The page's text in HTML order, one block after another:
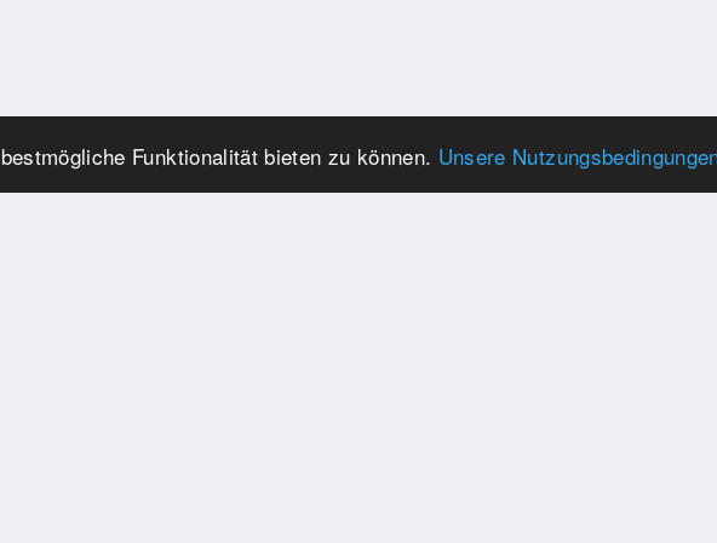
Funktionalität bieten zu können. Unsere